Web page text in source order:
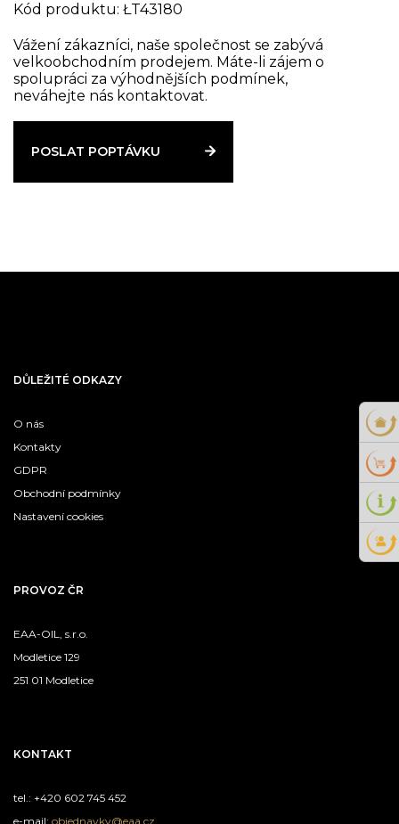
Kód produktu: ŁT43180
Vážení zákazníci, naše společnost se zabývá
velkoobchodním prodejem. Máte-li zájem o
spolupráci za výhodnějších podmínek,
neváhejte nás kontaktovat.
POSLAT POPTÁVKU
DŮLEŽITÉ ODKAZY
O nás
Kontakty
GDPR
Obchodní podmínky
Nastavení cookies
PROVOZ ČR
EAA-OIL, s.r.o.
Modletice 129
251 01 Modletice
KONTAKT
tel.: +420 602 745 452
e-mail: objednavky@eaa.cz